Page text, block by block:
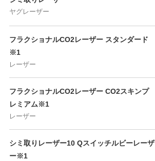
ヤグレーザー
フラクショナルCO2レーザー スタンダード
※1
レーザー
フラクショナルCO2レーザー CO2スキンプ
レミアム※1
レーザー
シミ取りレーザー10 Qスイッチルビーレーザ
ー※1